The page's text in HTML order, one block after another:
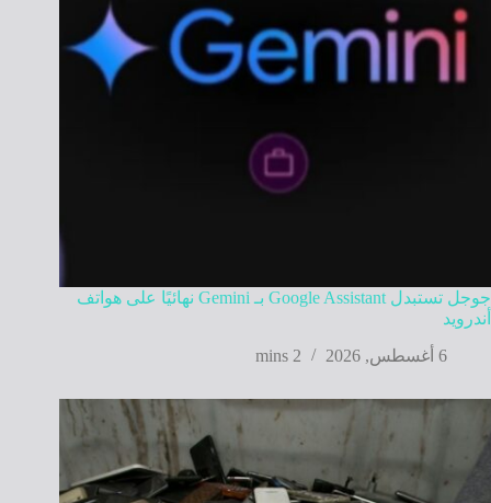
جوجل تستبدل Google Assistant بـ Gemini نهائيًا على هواتف
أندرويد
6 أغسطس, 2026
2 mins